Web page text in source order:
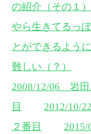
の紹介（その１）
やら生きてるっぽ
とができるよう
難しい（？）
2008/12/06 岩田
目
2012/10/
２番目